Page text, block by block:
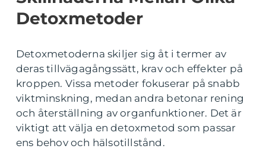
Detoxmetoder
Detoxmetoderna skiljer sig åt i termer av
deras tillvägagångssätt, krav och effekter på
kroppen. Vissa metoder fokuserar på snabb
viktminskning, medan andra betonar rening
och återställning av organfunktioner. Det är
viktigt att välja en detoxmetod som passar
ens behov och hälsotillstånd.